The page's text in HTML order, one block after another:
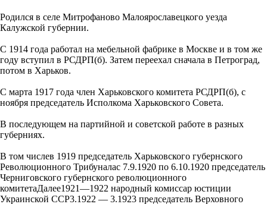
Родился в селе Митрофаново Малоярославецкого уезда
Калужской губернии.
С 1914 года работал на мебельной фабрике в Москве и в том же
году вступил в РСДРП(б). Затем переехал сначала в Петроград,
потом в Харьков.
С марта 1917 года член Харьковского комитета РСДРП(б), с
ноября председатель Исполкома Харьковского Совета.
В последующем на партийной и советской работе в разных
губерниях.
В том числев 1919 председатель Харьковского губернского
Революционного Трибуналас 7.9.1920 по 6.10.1920 председатель
Черниговского губернского революционного
комитетаДалее1921—1922 народный комиссар юстиции
Украинской ССР3.1922 — 3.1923 председатель Верховного